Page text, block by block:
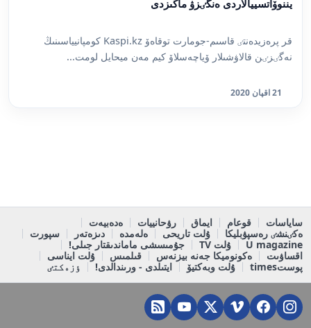
يننوۆاتسييالاردى ەنگٸزۋ ماڭىزدى
قر پرەزيدەنتٸ قاسىم-جومارت توقاەۆ Kaspi.kz كومپانيياسىنىڭ
نەگٸزٸن قالاۋشىلار ۆياچەسلاۆ كيم مەن ميحايل لومت...
21 اقپان 2020
ساياسات قوعام ايماق رۋحانييات
ەدەبيەت
ەكٸنشٸ رەسپۋبليكا
ۇلت تاريحى ەلەمدە دىزەتەر
سپورت
U magazine
ۇلت TV
جۇمىسشى ماماندىقتار جىلى!
اقساۋىت
ەكونوميكا جەنە بيزنەس قىلمىس
ۇلت ايناسى
پوستtimes
ۇلت وبەكتيۆ ايتىلدى - ورىندالدى! ٶزەكتٸ